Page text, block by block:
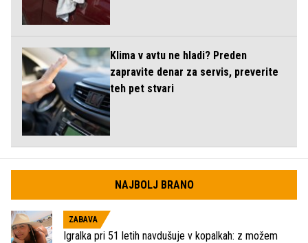
Klima v avtu ne hladi? Preden
zapravite denar za servis, preverite
teh pet stvari
NAJBOLJ BRANO
ZABAVA
Igralka pri 51 letih navdušuje v kopalkah: z možem